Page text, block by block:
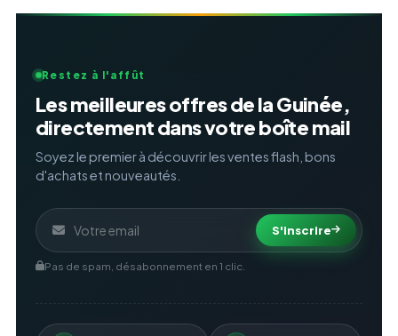
Restez à l'affût
Les meilleures offres de la Guinée,
directement dans votre boîte mail
Soyez le premier à découvrir les ventes flash, bons
d'achats et nouveautés.
S'inscrire
Pas de spam, désabonnement en 1 clic.